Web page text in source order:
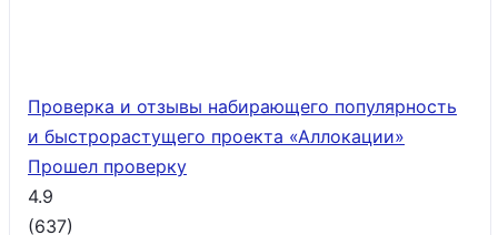
Проверка и отзывы набирающего популярность
и быстрорастущего проекта «Аллокации»
Прошел проверку
4.9
(637)